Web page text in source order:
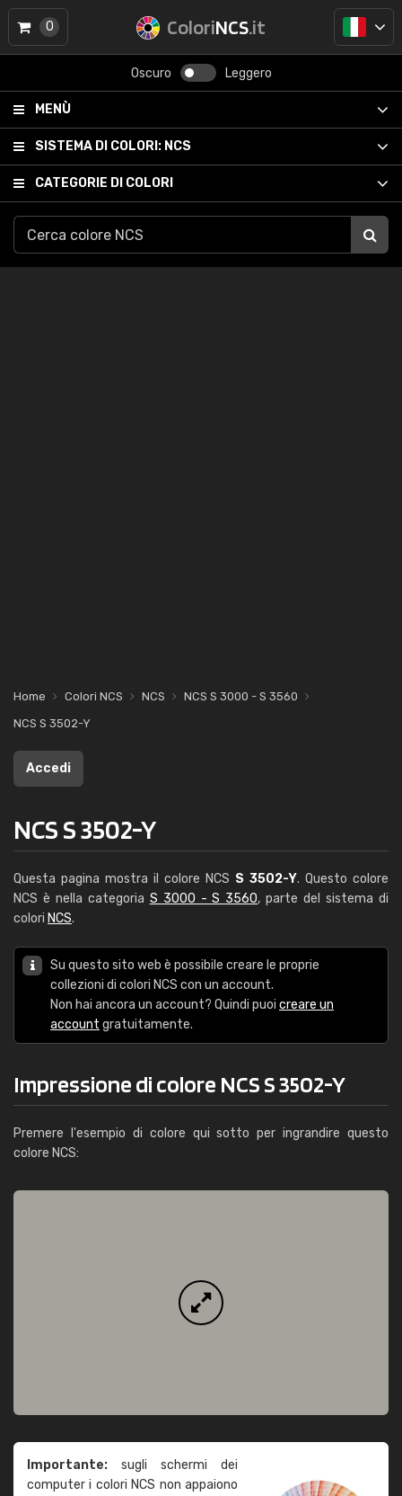
ColoriNCS.it
Oscuro Leggero
MENÙ
SISTEMA DI COLORI: NCS
CATEGORIE DI COLORI
0
Home Colori NCS NCS
NCS S 3000 - S 3560
NCS S 3502-Y
Accedi
NCS S 3502-Y
Questa pagina mostra il colore NCS S 3502-Y. Questo colore
NCS è nella categoria S 3000 - S 3560, parte del sistema di
colori NCS.
Su questo sito web è possibile creare le proprie
collezioni di colori NCS con un account.
Non hai ancora un account? Quindi puoi creare un
account gratuitamente.
Impressione di colore NCS S 3502-Y
Premere l'esempio di colore qui sotto per ingrandire questo
colore NCS:
Importante: sugli schermi dei
computer i colori NCS non appaiono